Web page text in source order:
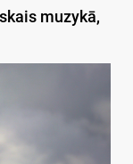
muzykā,